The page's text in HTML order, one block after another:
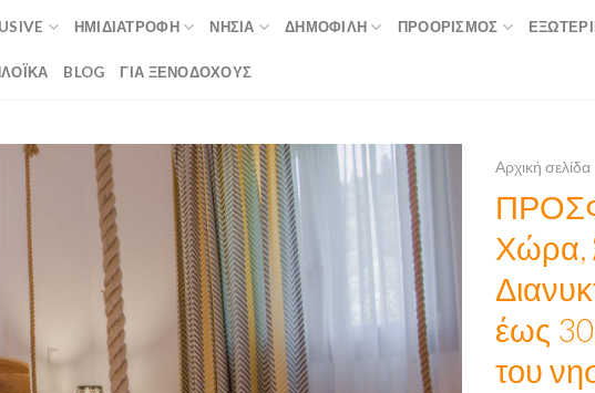
ΗΜΙΔΙΑΤΡΟΦΉ ΝΗΣΙΆ ΔΗΜΟΦΙΛΉ ΠΡΟΟΡΙΣΜΟΣ
BLOG ΓΙΑ ΞΕΝΟΔΟΧΟΥΣ
Αρχική σελίδα
Χώρα,
έως
του